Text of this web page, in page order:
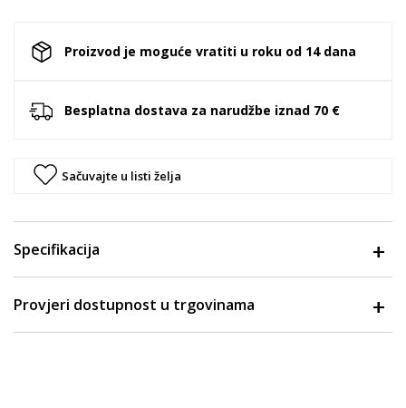
Proizvod je moguće vratiti u roku od 14 dana
Besplatna dostava za narudžbe iznad 70 €
Sačuvajte u listi želja
Specifikacija
Provjeri dostupnost u trgovinama